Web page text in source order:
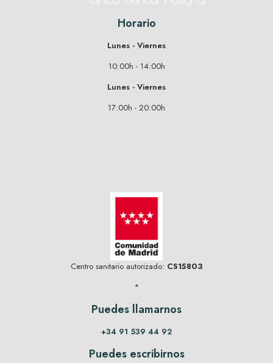
Horario
Lunes - Viernes
10:00h - 14:00h
Lunes - Viernes
17:00h - 20:00h
Centro sanitario autorizado: CS15803
*
Puedes llamarnos
+34 91 539 44 92
Puedes escribirnos